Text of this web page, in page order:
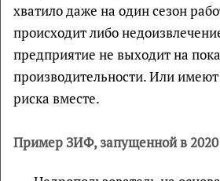
хватило даже на один сезон
происходит либо
предприятие не выходит на
производительности. Или имеют
риска вместе.
Пример ЗИФ, запущенной в 2020